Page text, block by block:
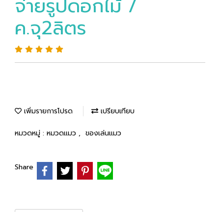
จ่ายรูปดอกไม้ /
ค.จุ2ลิตร
เพิ่มรายการโปรด เปรียบเทียบ
หมวดหมู่ : หมวดแมว , ของเล่นแมว
Share